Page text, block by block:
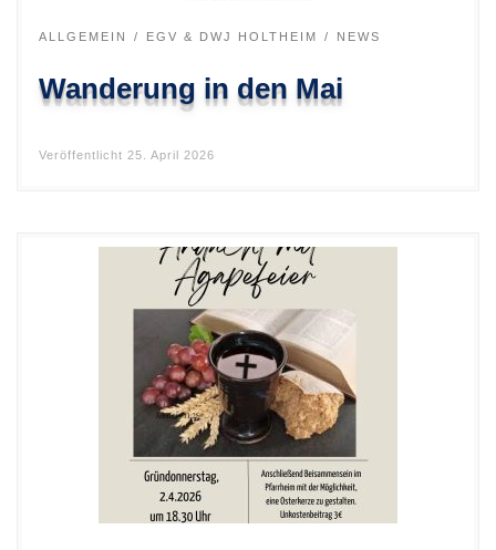
ALLGEMEIN EGV & DWJ HOLTHEIM NEWS
Wanderung in den Mai
Veröffentlicht 25. April 2026